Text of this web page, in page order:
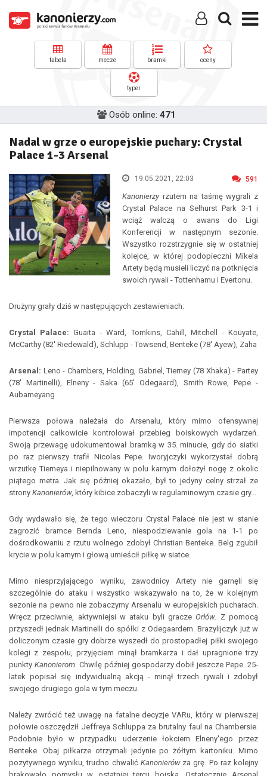
tabela mecze bramki oceny
typer
Osób online: 471
Nadal w grze o europejskie puchary: Crystal
Palace 1-3 Arsenal
19.05.2021, 22:03 591
Kanonierzyrzutem na taśmę wygrali z
Crystal Palace na Selhurst Park 3-1 i
wciąż walczą o awans do Ligi
Konferencji w następnym sezonie.
Wszystko rozstrzygnie się w ostatniej
kolejce, w której podopieczni Mikela
Artety będą musieli liczyć na potknięcia
swoich rywali - Tottenhamu i Evertonu.
Drużyny grały dziś w następujących zestawieniach:
Crystal Palace: Guaita - Ward, Tomkins, Cahill, Mitchell - Kouyate,
McCarthy (82' Riedewald), Schlupp - Towsend, Benteke (78' Ayew), Zaha
Arsenal: Leno - Chambers, Holding, Gabriel, Tierney (78 Xhaka) - Partey
(78' Martinelli), Elneny - Saka (65' Odegaard), Smith Rowe, Pepe -
Aubameyang
Pierwsza połowa należała do Arsenalu, który mimo ofensywnej
impotencji całkowicie kontrolował przebieg boiskowych wydarzeń.
Swoją przewagę udokumentował bramką w 35. minucie, gdy do siatki
po raz pierwszy trafił Nicolas Pepe. Iworyjczyki wykorzystał dobrą
wrzutkę Tierneya i niepilnowany w polu karnym dołożył nogę z okolic
piątego metra. Jak się później okazało, był to jedyny celny strzał ze
strony Kanonierów, który kibice zobaczyli w regulaminowym czasie gry...
Gdy wydawało się, że tego wieczoru Crystal Palace nie jest w stanie
zagrozić bramce Bernda Leno, niespodziewanie gola na 1-1 po
dośrodkowaniu z rzutu wolnego zdobył Christian Benteke. Belg zgubił
krycie w polu karnym i głową umieścił piłkę w siatce.
Mimo niesprzyjającego wyniku, zawodnicy Artety nie garnęli się
szczególnie do ataku i wszystko wskazywało na to, że w kolejnym
sezonie na pewno nie zobaczymy Arsenalu w europejskich pucharach.
Wręcz przeciwnie, aktywniejsi w ataku byli graczeOrłów. Z pomocą
przyszedł jednak Martinelli do spółki z Odegaardem. Brazylijczyk już w
doliczonym czasie gry dobrze wyszedł do prostopadłej piłki swojego
kolegi z zespołu, przyjęciem minął bramkarza i dał upragnione trzy
punkty Kanonierom. Chwilę później gospodarzy dobił jeszcze Pepe. 25-
latek popisał się indywidualną akcją - minął trzech rywali i zdobył
swojego drugiego gola w tym meczu.
Należy zwrócić też uwagę na fatalne decyzje VARu, który w pierwszej
połowie oszczędził Jeffreya Schluppa za brutalny faul na Chambersie.
Podobnie było w przypadku uderzenie łokciem Elneny'ego przez
Benteke. Obaj piłkarze otrzymali jedynie po żółtym kartoniku. Mimo
pozytywnego wyniku, trudno chwalić Kanonierówza grę. Po raz kolejny